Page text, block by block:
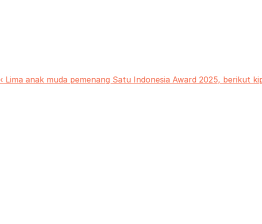
‹ Lima anak muda pemenang Satu Indonesia Award 2025, berikut